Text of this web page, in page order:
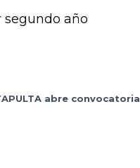
segundo año
abre convocatoria